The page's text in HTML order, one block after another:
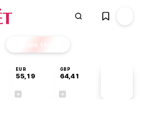
Finans EKSTRA
EUR
55,19
GBP
64,41